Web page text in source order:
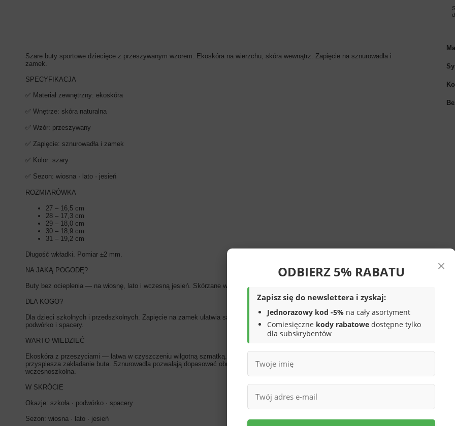
Szare buty sportowe dziecięce z przeszywanym wzorem. Ekoskóra na wierzchu, skóra wewnątrz. Zapięcie na sznurowadła i
zamek.
SPECYFIKACJA
✅ Materiał zewnętrzny: ekoskóra
✅ Wnętrze: skóra naturalna
✅ Wzór: przeszywany
✅ Zapięcie: sznurowadła i zamek
✅ Kolor: szary
✅ Sezon: wiosna · lato · jesień
ROZMIARÓWKA
27 – 16,5 cm
28 – 17,3 cm
29 – 18,0 cm
30 – 18,9 cm
31 – 19,2 cm
Długość wkładki. Pomiar ±2 mm.
NA JAKĄ POGODĘ?
Buty bez ocieplenia — na wiosnę, lato i wczesną jesień. Skórzane wnętrze przewiewne, stopa się nie poci. Nie na mrozy i śnieg.
DLA KOGO?
Dla dzieci szkolnych i przedszkolnych. Zapięcie na zamek ułatwia samodzielne zakładanie. Do szkoły, na wychowanie fizyczne, na
podwórko i spacery.
WARTO WIEDZIEĆ
Ekoskóra z przeszyciami — łatwa w czyszczeniu wilgotną szmatką. Skórzane wnętrze to komfort i trwałość. Zamek błyskawiczny
przyspiesza zakładanie buta. Sznurowadła pozwalają dopasować obuwie do stopy. Rozmiary 27-31 — grupa przedszkolna i
wczesnoszkolna.
W SKRÓCIE
Okazje: szkoła · podwórko · spacery
Sezon: wiosna · lato · jesień
×
ODBIERZ 5% RABATU
Zapisz się do newslettera i zyskaj:
Jednorazowy kod -5% na cały asortyment
Comiesięczne kody rabatowe dostępne tylko
dla subskrybentów